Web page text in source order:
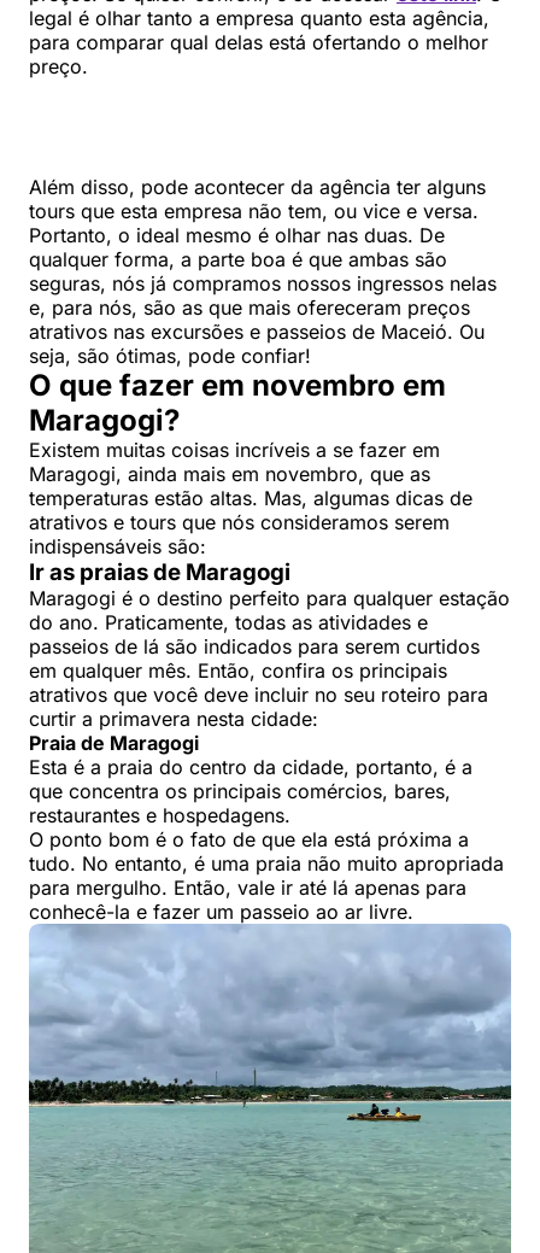
legal é olhar tanto a empresa quanto esta agência,
para comparar qual delas está ofertando o melhor
preço.
Além disso, pode acontecer da agência ter alguns
tours que esta empresa não tem, ou vice e versa.
Portanto, o ideal mesmo é olhar nas duas. De
qualquer forma, a parte boa é que ambas são
seguras, nós já compramos nossos ingressos nelas
e, para nós, são as que mais ofereceram preços
atrativos nas excursões e passeios de Maceió. Ou
seja, são ótimas, pode confiar!
O que fazer em novembro em
Maragogi?
Existem muitas coisas incríveis a se fazer em
Maragogi, ainda mais em novembro, que as
temperaturas estão altas. Mas, algumas dicas de
atrativos e tours que nós consideramos serem
indispensáveis são:
Ir as praias de Maragogi
Maragogi é o destino perfeito para qualquer estação
do ano. Praticamente, todas as atividades e
passeios de lá são indicados para serem curtidos
em qualquer mês. Então, confira os principais
atrativos que você deve incluir no seu roteiro para
curtir a primavera nesta cidade:
Praia de Maragogi
Esta é a praia do centro da cidade, portanto, é a
que concentra os principais comércios, bares,
restaurantes e hospedagens.
O ponto bom é o fato de que ela está próxima a
tudo. No entanto, é uma praia não muito apropriada
para mergulho. Então, vale ir até lá apenas para
conhecê-la e fazer um passeio ao ar livre.